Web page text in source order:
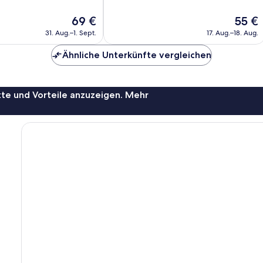
Der
Preis
beträgt
69 €
69 €
31. Aug.–1. Sept.
Bewertungen
Der
Preis
beträgt
55 €
17. Aug.–18. Aug.
Ähnliche Unterkünfte vergleichen
und Vorteile anzuzeigen. Mehr